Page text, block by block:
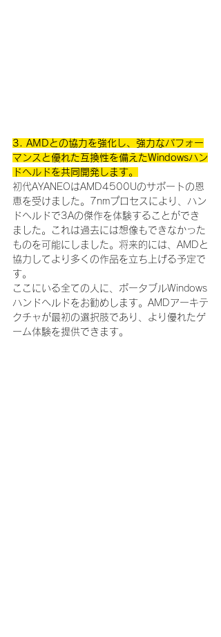
3. AMDとの協力を強化し、強力なパフォー
マンスと優れた互換性を備えたWindowsハン
ドヘルドを共同開発します。
初代AYANEOはAMD4500Uのサポートの恩
恵を受けました。7nmプロセスにより、ハン
ドヘルドで3Aの傑作を体験することができ
ました。これは過去には想像もできなかった
ものを可能にしました。将来的には、AMDと
協力してより多くの作品を立ち上げる予定で
す。
ここにいる全ての人に、ポータブルWindows
ハンドヘルドをお勧めします。AMDアーキテ
クチャが最初の選択肢であり、より優れたゲ
ーム体験を提供できます。